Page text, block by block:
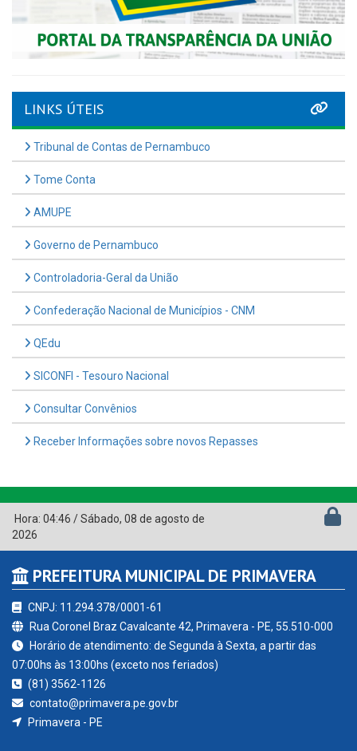
LINKS ÚTEIS
Tribunal de Contas de Pernambuco
Tome Conta
AMUPE
Governo de Pernambuco
Controladoria-Geral da União
Confederação Nacional de Municípios - CNM
QEdu
SICONFI - Tesouro Nacional
Consultar Convênios
Receber Informações sobre novos Repasses
Hora: 04:46 /Sábado, 08 de agosto de
2026
PREFEITURA MUNICIPAL DE PRIMAVERA
CNPJ: 11.294.378/0001-61
Rua Coronel Braz Cavalcante 42, Primavera - PE, 55.510-000
Horário de atendimento: de Segunda à Sexta, a partir das
07:00hs às 13:00hs (exceto nos feriados)
(81) 3562-1126
contato@primavera.pe.gov.br
Primavera - PE